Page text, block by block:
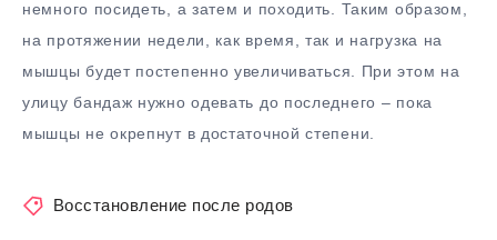
немного посидеть, а затем и походить. Таким образом,
на протяжении недели, как время, так и нагрузка на
мышцы будет постепенно увеличиваться. При этом на
улицу бандаж нужно одевать до последнего – пока
мышцы не окрепнут в достаточной степени.
Восстановление после родов